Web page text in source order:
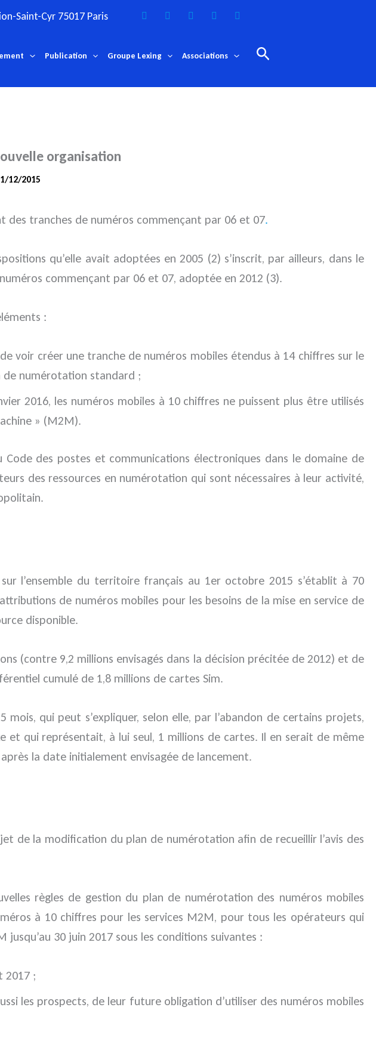
Saint-Cyr 75017 Paris
Publication Groupe Lexing Associations Rechercher
organisation
12/2015
des tranches de numéros commençant par 06 et 07.
qu’elle avait adoptées en 2005 (2) s’inscrit, par ailleurs, dans le
commençant par 06 et 07, adoptée en 2012 (3).
:
voir créer une tranche de numéros mobiles étendus à 14 chiffres sur le
numérotation standard ;
2016, les numéros mobiles à 10 chiffres ne puissent plus être utilisés
» (M2M).
des postes et communications électroniques dans le domaine de
des ressources en numérotation qui sont nécessaires à leur activité,
l’ensemble du territoire français au 1er octobre 2015 s’établit à 70
de numéros mobiles pour les besoins de la mise en service de
disponible.
(contre 9,2 millions envisagés dans la décision précitée de 2012) et de
cumulé de 1,8 millions de cartes Sim.
qui peut s’expliquer, selon elle, par l’abandon de certains projets,
et qui représentait, à lui seul, 1 millions de cartes. Il en serait de même
la date initialement envisagée de lancement.
de la modification du plan de numérotation afin de recueillir l’avis des
règles de gestion du plan de numérotation des numéros mobiles
à 10 chiffres pour les services M2M, pour tous les opérateurs qui
30 juin 2017 sous les conditions suivantes :
2017 ;
les prospects, de leur future obligation d’utiliser des numéros mobiles